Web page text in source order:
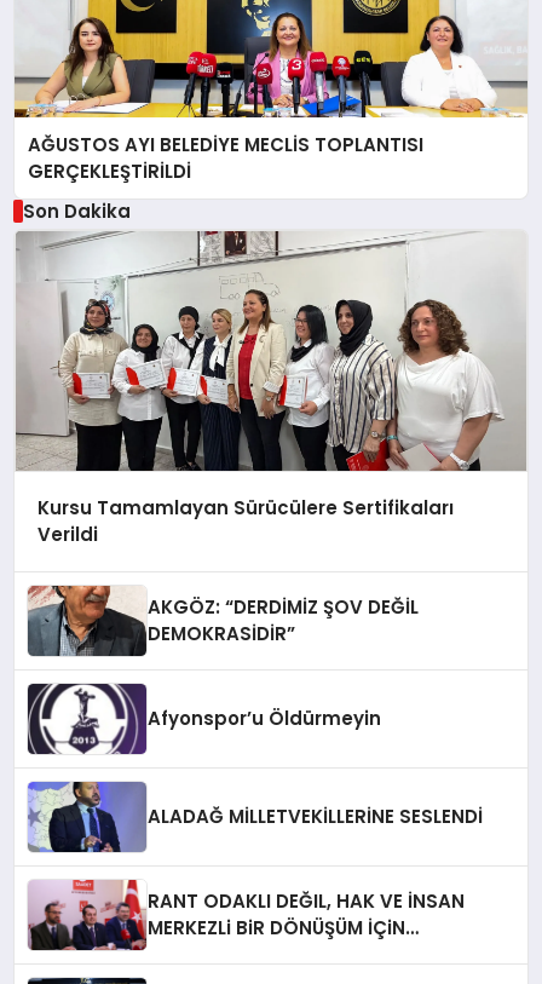
AĞUSTOS AYI BELEDİYE MECLİS TOPLANTISI
GERÇEKLEŞTİRİLDİ
Son Dakika
Kursu Tamamlayan Sürücülere Sertifikaları
Verildi
AKGÖZ: “DERDİMİZ ŞOV DEĞİL
DEMOKRASİDİR”
Afyonspor’u Öldürmeyin
ALADAĞ MİLLETVEKİLLERİNE SESLENDİ
RANT ODAKLI DEĞIL, HAK VE İNSAN
MERKEZLi BiR DÖNÜŞÜM İÇiN